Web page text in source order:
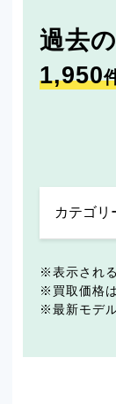
過去
1,950
表示され
買取価格
最新モデ